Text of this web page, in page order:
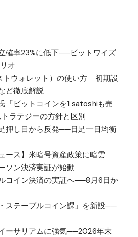
確率23%に低下──ビットワイズ
オ
ウォレット）の使い方｜初期設
ど徹底解説
「ビットコインを1 satoshiも売
ラテジーの方針と区別
押し目から反発──日足一目均衡
ース】米暗号資産政策に暗雲
ン決済実証が始動
コイン決済の実証へ──8月6日か
ステーブルコイン課」を新設──
ーサリアムに強気──2026年末